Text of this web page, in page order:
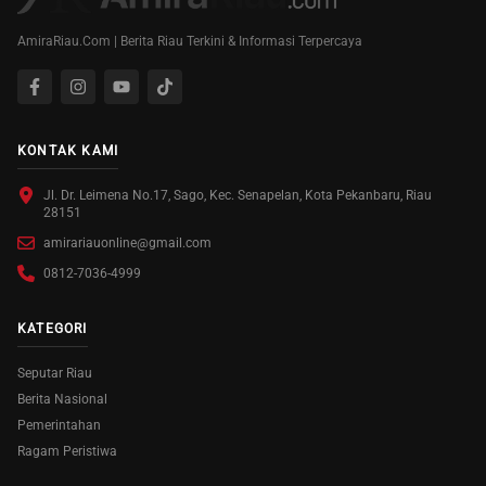
AmiraRiau.Com | Berita Riau Terkini & Informasi Terpercaya
KONTAK KAMI
Jl. Dr. Leimena No.17, Sago, Kec. Senapelan, Kota Pekanbaru, Riau
28151
amirariauonline@gmail.com
0812-7036-4999
KATEGORI
Seputar Riau
Berita Nasional
Pemerintahan
Ragam Peristiwa